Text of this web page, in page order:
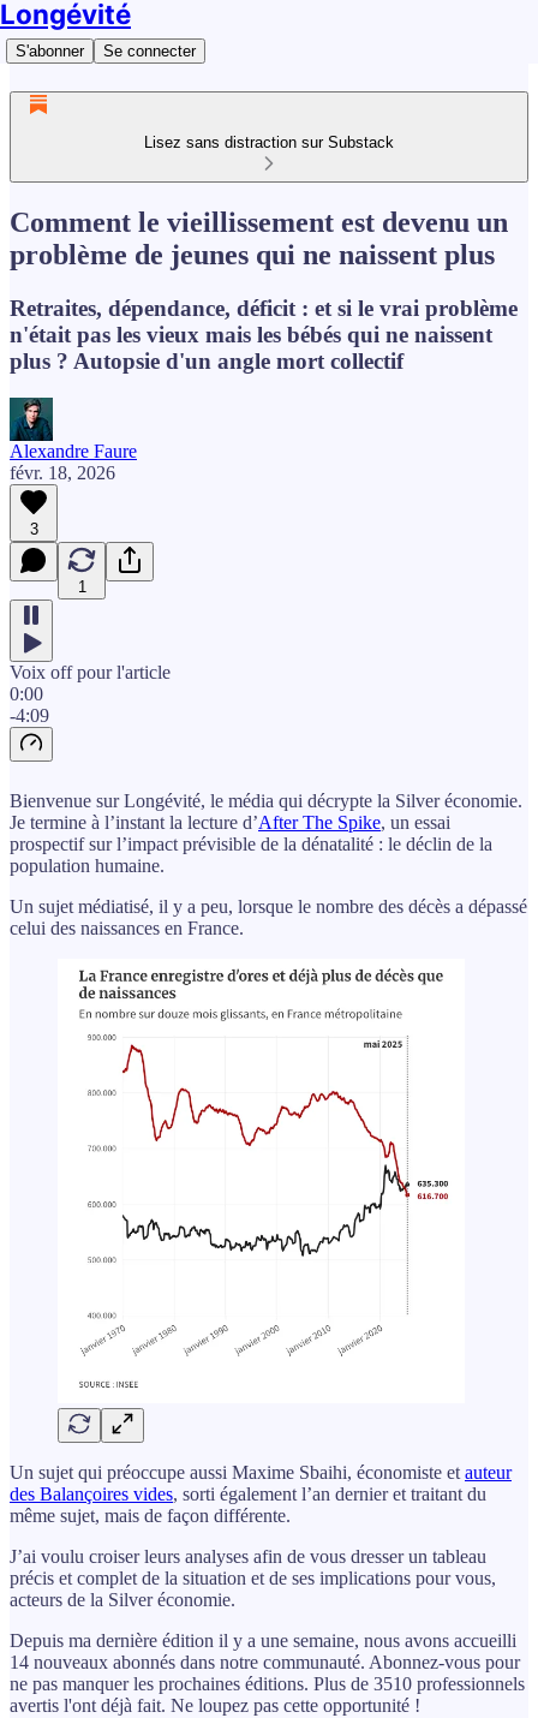
Longévité
S'abonner Se connecter
Lisez sans distraction sur Substack
Comment le vieillissement est devenu un
problème de jeunes qui ne naissent plus
Retraites, dépendance, déficit : et si le vrai problème
n'était pas les vieux mais les bébés qui ne naissent
plus ? Autopsie d'un angle mort collectif
Alexandre Faure
févr. 18, 2026
3
1
Voix off pour l'article
0:00
-4:09
Bienvenue sur Longévité, le média qui décrypte la Silver économie.
Je termine à l’instant la lecture d’After The Spike, un essai
prospectif sur l’impact prévisible de la dénatalité : le déclin de la
population humaine.
Un sujet médiatisé, il y a peu, lorsque le nombre des décès a dépassé
celui des naissances en France.
Un sujet qui préoccupe aussi Maxime Sbaihi, économiste etauteur
des Balançoires vides, sorti également l’an dernier et traitant du
même sujet, mais de façon différente.
J’ai voulu croiser leurs analyses afin de vous dresser un tableau
précis et complet de la situation et de ses implications pour vous,
acteurs de la Silver économie.
Depuis ma dernière édition il y a une semaine, nous avons accueilli
14 nouveaux abonnés dans notre communauté. Abonnez-vous pour
ne pas manquer les prochaines éditions. Plus de 3510 professionnels
avertis l'ont déjà fait. Ne loupez pas cette opportunité !